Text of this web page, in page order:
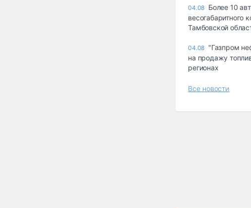
04.08 Более 10
весогабаритного
Тамбовской
04.08 "Газпром
на продажу
регионах
Все новости